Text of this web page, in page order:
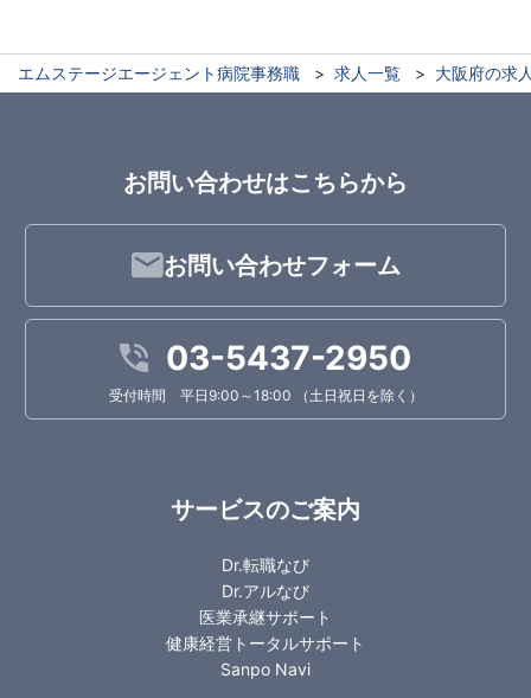
エムステージエージェント病院事務職 求人一覧 大阪府の求
お問い合わせはこちらから
お問い合わせフォーム
03-5437-2950
受付時間 平日9:00～18:00 （土日祝日を除く）
サービスのご案内
Dr.転職なび
Dr.アルなび
医業承継サポート
健康経営トータルサポート
Sanpo Navi